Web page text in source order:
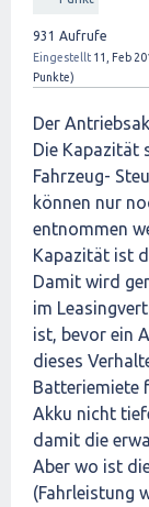
931 Aufrufe
Eingestellt 11, Feb
Punkte)
Der
Die Kapazität
Fahrzeug-
können nur
entnommen
Kapazität ist
Damit wird
im
ist, bevor ein
dieses
Batteriemiete
Akku nicht
damit die
Aber wo ist
(Fahrleistung